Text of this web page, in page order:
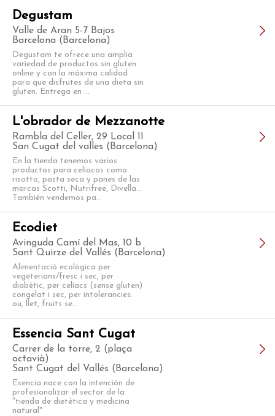
Degustam
Valle de Aran 5-7 Bajos
Barcelona (Barcelona)
Degustam te ofrece una amplia
variedad de productos sin gluten
online y con la máxima calidad
para que disfrutes de una dieta sin
gluten. Entrega en ...
L'obrador de Mezzanotte
Rambla del Celler, 29 Local 11
San Cugat del valles (Barcelona)
En la tienda tenemos varios
productos para celíacos como
risotto, pasta seca y panes de las
marcas Scotti, Nutrifree, Divella...
También vendemos pa...
Ecodiet
Avinguda Camí del Mas, 10 b
Sant Quirze del Vallés (Barcelona)
Alimentació ecològica per
vegeterians/fresc i sec, per
diabètic, per celíacs (sense gluten)
congelat i sec, per intolerancies:
ou, llet, fruits se...
Essencia Sant Cugat
Carrer de la torre, 2 (plaça
octavià)
Sant Cugat del Vallés (Barcelona)
Esencia nace con la intención de
profesionalizar el sector de la
"tienda de dietética y medicina
natural"